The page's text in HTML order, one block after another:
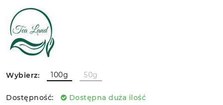
Wybierz: 100g 50g
Dostępność: Dostępna duża ilość